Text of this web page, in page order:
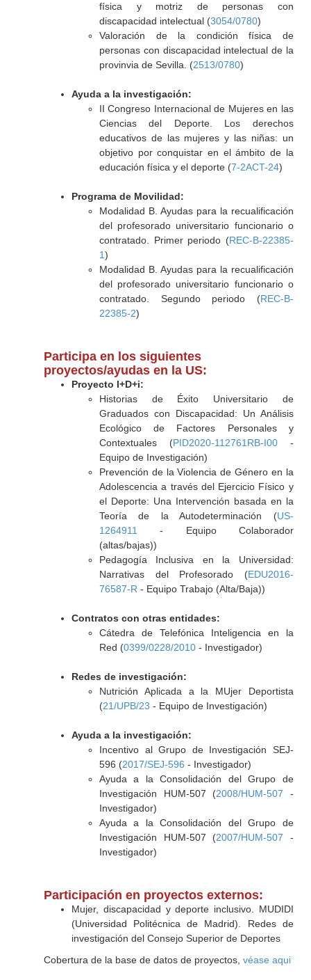
física y motriz de personas con
discapacidad intelectual (3054/0780)
Valoración de la condición física de
personas con discapacidad intelectual de la
provinvia de Sevilla. (2513/0780)
Ayuda a la investigación:
II Congreso Internacional de Mujeres en las
Ciencias del Deporte. Los derechos
educativos de las mujeres y las niñas: un
objetivo por conquistar en el ámbito de la
educación física y el deporte (7-2ACT-24)
Programa de Movilidad:
Modalidad B. Ayudas para la recualificación
del profesorado universitario funcionario o
contratado. Primer periodo (REC-B-22385-
1)
Modalidad B. Ayudas para la recualificación
del profesorado universitario funcionario o
contratado. Segundo periodo (REC-B-
22385-2)
Participa en los siguientes
proyectos/ayudas en la US:
Proyecto I+D+i:
Historias de Éxito Universitario de
Graduados con Discapacidad: Un Análisis
Ecológico de Factores Personales y
Contextuales (PID2020-112761RB-I00-
Equipo de Investigación)
Prevención de la Violencia de Género en la
Adolescencia a través del Ejercicio Físico y
el Deporte: Una Intervención basada en la
Teoría de la Autodeterminación (US-
1264911
- Equipo Colaborador
(altas/bajas))
Pedagogía Inclusiva en la Universidad:
Narrativas del Profesorado (EDU2016-
76587-R - Equipo Trabajo (Alta/Baja))
Contratos con otras entidades:
Cátedra de Telefónica Inteligencia en la
Red (0399/0228/2010- Investigador)
Redes de investigación:
Nutrición Aplicada a la MUjer Deportista
(21/UPB/23 - Equipo de Investigación)
Ayuda a la investigación:
Incentivo al Grupo de Investigación SEJ-
596 (2017/SEJ-596 - Investigador)
Ayuda a la Consolidación del Grupo de
Investigación HUM-507 (2008/HUM-507 -
Investigador)
Ayuda a la Consolidación del Grupo de
Investigación HUM-507 (2007/HUM-507 -
Investigador)
Participación en proyectos externos:
Mujer, discapacidad y deporte inclusivo. MUDIDI
(Universidad Politécnica de Madrid). Redes de
investigación del Consejo Superior de Deportes
Cobertura de la base de datos de proyectos, véase aqui